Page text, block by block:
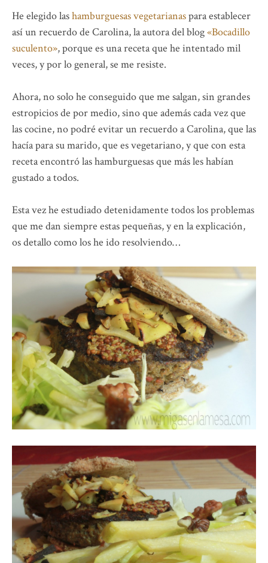
He elegido lashamburguesas vegetarianaspara establecer
así un recuerdo de Carolina, la autora del blog«Bocadillo
suculento», porque es una receta que he intentado mil
veces, y por lo general, se me resiste.
Ahora, no solo he conseguido que me salgan, sin grandes
estropicios de por medio, sino que además cada vez que
las cocine, no podré evitar un recuerdo a Carolina, que las
hacía para su marido, que es vegetariano, y que con esta
receta encontró las hamburguesas que más les habían
gustado a todos.
Esta vez he estudiado detenidamente todos los problemas
que me dan siempre estas pequeñas, y en la explicación,
os detallo como los he ido resolviendo…